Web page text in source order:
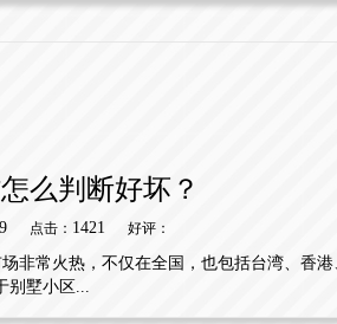
么判断好坏？
点击： 1421 好评：
非常火热，不仅在全国，也包括台湾、香港
别墅小区...